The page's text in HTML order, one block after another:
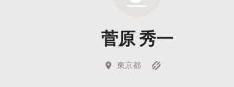
Feature
キュレーターから探す
菅原 秀一
東京都